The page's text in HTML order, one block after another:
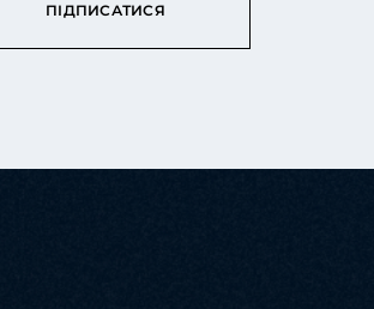
ПІДПИСАТИСЯ